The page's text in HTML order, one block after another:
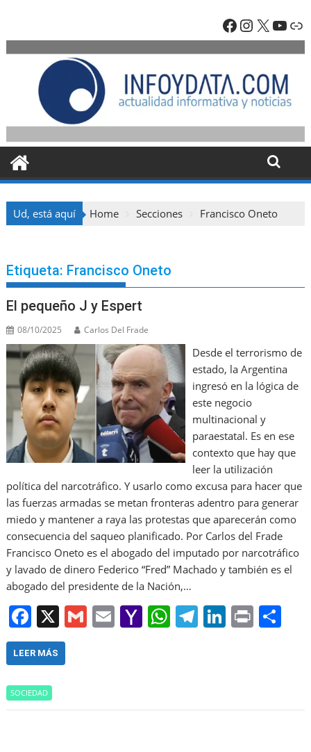
content
Facebook
X
Ud, está aquí Home Secciones Francisco Oneto
Etiqueta: Francisco Oneto
El pequeño J y Espert
08/10/2025 Carlos Del Frade
Desde el terrorismo de
estado, la Argentina
ingresó en la lógica de
este negocio
multinacional y
paraestatal. Es en ese
contexto que hay que
leer la utilización
política del narcotráfico. Y usarlo como excusa para hacer que
las fuerzas armadas se metan fronteras adentro para generar
miedo y mantener a raya las protestas que aparecerán como
consecuencia del saqueo planificado. Por Carlos del Frade
Francisco Oneto es el abogado del imputado por narcotráfico
y lavado de dinero Federico “Fred” Machado y también es el
abogado del presidente de la Nación,…
F
a
c
e
b
X G E Y
o
W
A
T
a
Li
dI
Pr
LEER MÁS
SOCIEDAD